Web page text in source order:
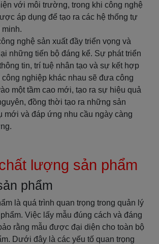
với môi trường, trong khi công nghệ
áp dụng để tạo ra các hệ thống tự
nghệ sản xuất đầy triển vọng và
những tiến bộ đáng kể. Sự phát triển
tin, trí tuệ nhân tạo và sự kết hợp
nghiệp khác nhau sẽ đưa công
một tầm cao mới, tạo ra sự hiệu quả
đồng thời tạo ra những sản
mới và đáp ứng nhu cầu ngày càng
lượng sản phẩm
phẩm
là quá trình quan trọng trong quản lý
Việc lấy mẫu đúng cách và đáng
rằng mẫu được đại diện cho toàn bộ
Dưới đây là các yếu tố quan trọng